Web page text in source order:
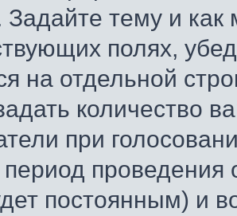
Задайте тему и
полях,
на отдельной
количество
при
период проведения
постоянным) и